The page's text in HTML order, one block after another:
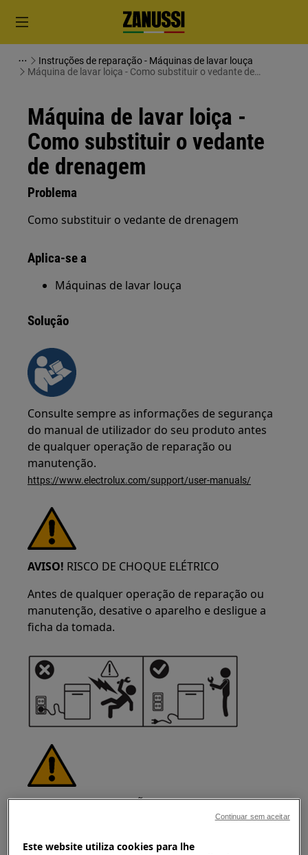
Instruções de reparação - Máquinas de lavar louça
Máquina de lavar loiça - Como substituir o vedante de
Máquina de lavar loiça -
Como substituir o vedante
de drenagem
Problema
Como substituir o vedante de drenagem
Aplica-se a
Máquinas de lavar louça
Solução
Consulte sempre as informações de segurança
do manual de utilizador do seu produto antes
de qualquer operação de reparação ou
manutenção.
https://www.electrolux.com/support/user-manuals/
AVISO! RISCO DE CHOQUE ELÉTRICO
Antes de qualquer operação de reparação ou
manutenção, desative o aparelho e desligue a
ficha da tomada.
AVISO!RISCO DE LESÃO
Este website utiliza cookies para lhe
Continuar sem aceitar